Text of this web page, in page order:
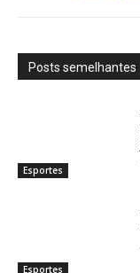
Posts semelhantes
Esportes
Esportes